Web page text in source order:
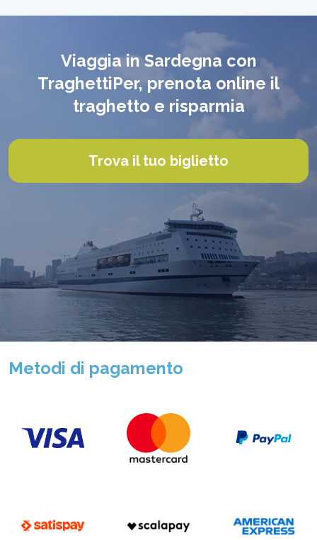
Viaggia in Sardegna con
TraghettiPer, prenota online il
traghetto e risparmia
Trova il tuo biglietto
Metodi di pagamento